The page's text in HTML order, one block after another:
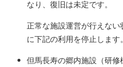
なり、復旧は未定です。
正常な施設運営が行えな
に下記の利用を停止します。
但馬長寿の郷内施設（研